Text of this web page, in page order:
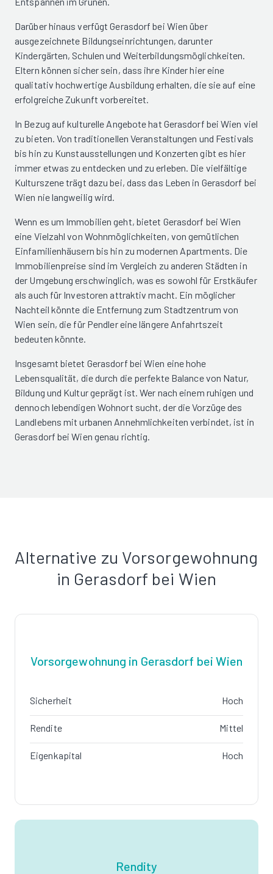
Darüber hinaus verfügt Gerasdorf bei Wien über
ausgezeichnete Bildungseinrichtungen, darunter
Kindergärten, Schulen und Weiterbildungsmöglichkeiten.
Eltern können sicher sein, dass ihre Kinder hier eine
qualitativ hochwertige Ausbildung erhalten, die sie auf eine
erfolgreiche Zukunft vorbereitet.
In Bezug auf kulturelle Angebote hat Gerasdorf bei Wien viel
zu bieten. Von traditionellen Veranstaltungen und Festivals
bis hin zu Kunstausstellungen und Konzerten gibt es hier
immer etwas zu entdecken und zu erleben. Die vielfältige
Kulturszene trägt dazu bei, dass das Leben in Gerasdorf bei
Wien nie langweilig wird.
Wenn es um Immobilien geht, bietet Gerasdorf bei Wien
eine Vielzahl von Wohnmöglichkeiten, von gemütlichen
Einfamilienhäusern bis hin zu modernen Apartments. Die
Immobilienpreise sind im Vergleich zu anderen Städten in
der Umgebung erschwinglich, was es sowohl für Erstkäufer
als auch für Investoren attraktiv macht. Ein möglicher
Nachteil könnte die Entfernung zum Stadtzentrum von
Wien sein, die für Pendler eine längere Anfahrtszeit
bedeuten könnte.
Insgesamt bietet Gerasdorf bei Wien eine hohe
Lebensqualität, die durch die perfekte Balance von Natur,
Bildung und Kultur geprägt ist. Wer nach einem ruhigen und
dennoch lebendigen Wohnort sucht, der die Vorzüge des
Landlebens mit urbanen Annehmlichkeiten verbindet, ist in
Gerasdorf bei Wien genau richtig.
Alternative zu Vorsorgewohnung
in Gerasdorf bei Wien
Vorsorgewohnung in Gerasdorf bei Wien
Sicherheit Hoch
Rendite Mittel
Eigenkapital Hoch
Rendity